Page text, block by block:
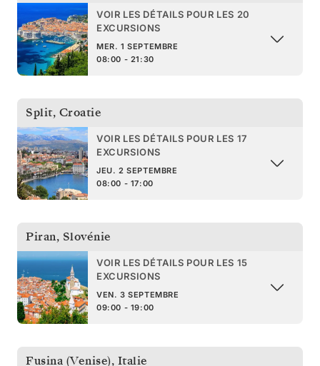
VOIR LES DÉTAILS POUR LES 20
EXCURSIONS
MER. 1 SEPTEMBRE
08:00 - 21:30
Split, Croatie
VOIR LES DÉTAILS POUR LES 17
EXCURSIONS
JEU. 2 SEPTEMBRE
08:00 - 17:00
Piran, Slovénie
VOIR LES DÉTAILS POUR LES 15
EXCURSIONS
VEN. 3 SEPTEMBRE
09:00 - 19:00
Fusina (Venise), Italie